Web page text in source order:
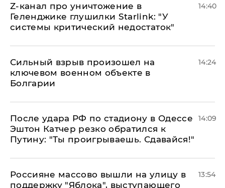
Z-канал про уничтожение в
Геленджике глушилки Starlink: "У
системы критический недостаток"
14:40
Сильный взрыв произошел на
ключевом военном объекте в
Болгарии
14:24
После удара РФ по стадиону в Одессе
Эштон Катчер резко обратился к
Путину: "Ты проигрываешь. Сдавайся!"
14:09
Россияне массово вышли на улицу в
поддержку "Яблока", выступающего
13:54